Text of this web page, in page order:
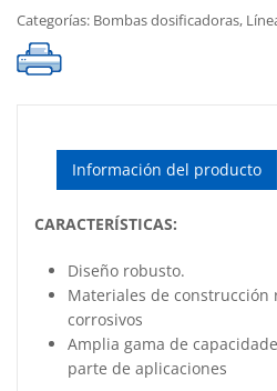
Categorías: Bombas dosificadoras,
Información del producto
CARACTERÍSTICAS:
Diseño robusto.
Materiales de construcción
corrosivos
Amplia gama de
parte de aplicaciones